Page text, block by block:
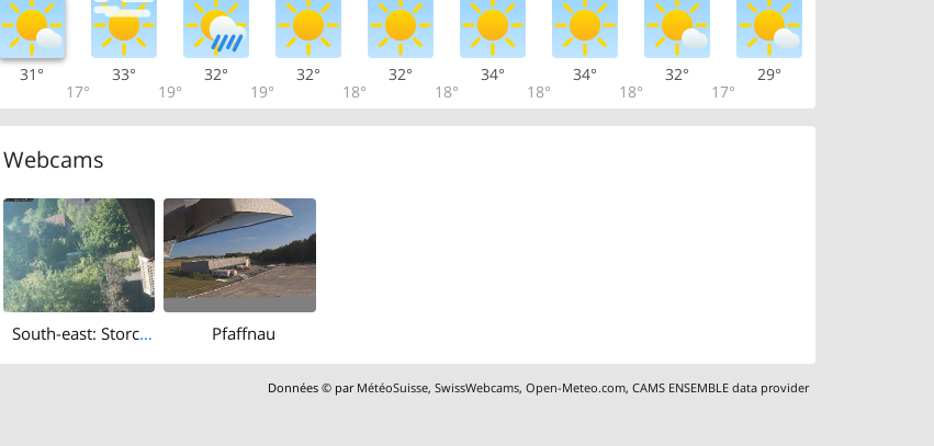
31°
17°
33°
19°
32°
19°
32°
18°
32°
18°
34°
18°
34°
18°
32°
17°
29°
Webcams
South-east: Storchensiedlung Pfaffnau
Données © par MétéoSuisse,SwissWebcams,Open-Meteo.com,CAMS ENSEMBLE data provider